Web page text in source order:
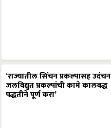
‘राज्यातील सिंचन प्रकल्पासह उदंचन
जलविद्युत प्रकल्पांची कामे कालबद्ध
पद्धतीने पूर्ण करा’